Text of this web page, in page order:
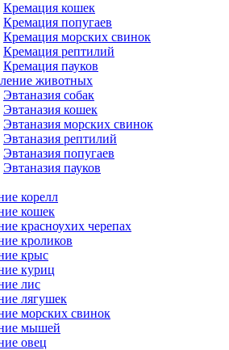
Кремация кошек
Кремация попугаев
Кремация морских свинок
Кремация рептилий
Кремация пауков
животных
Эвтаназия собак
Эвтаназия кошек
Эвтаназия морских свинок
Эвтаназия рептилий
Эвтаназия попугаев
Эвтаназия пауков
корелл
кошек
красноухих черепах
кроликов
крыс
куриц
лис
лягушек
морских свинок
мышей
овец